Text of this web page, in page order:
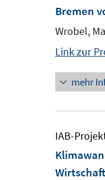
Bremen
Wrobel,
Link zur
mehr
IAB-
Wirtschaft